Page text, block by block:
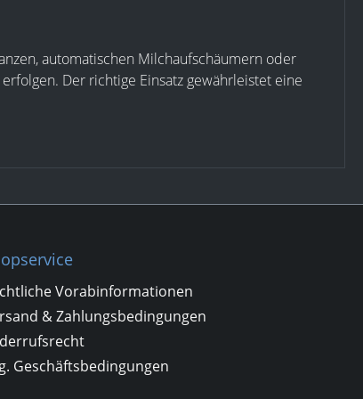
automatischen Milchaufschäumern oder
Der richtige Einsatz gewährleistet eine
Vorabinformationen
& Zahlungsbedingungen
Geschäftsbedingungen